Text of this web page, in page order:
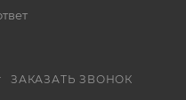
ЗАКАЗАТЬ ЗВОНОК